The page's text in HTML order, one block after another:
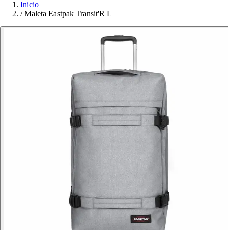
Inicio
/ Maleta Eastpak Transit'R L